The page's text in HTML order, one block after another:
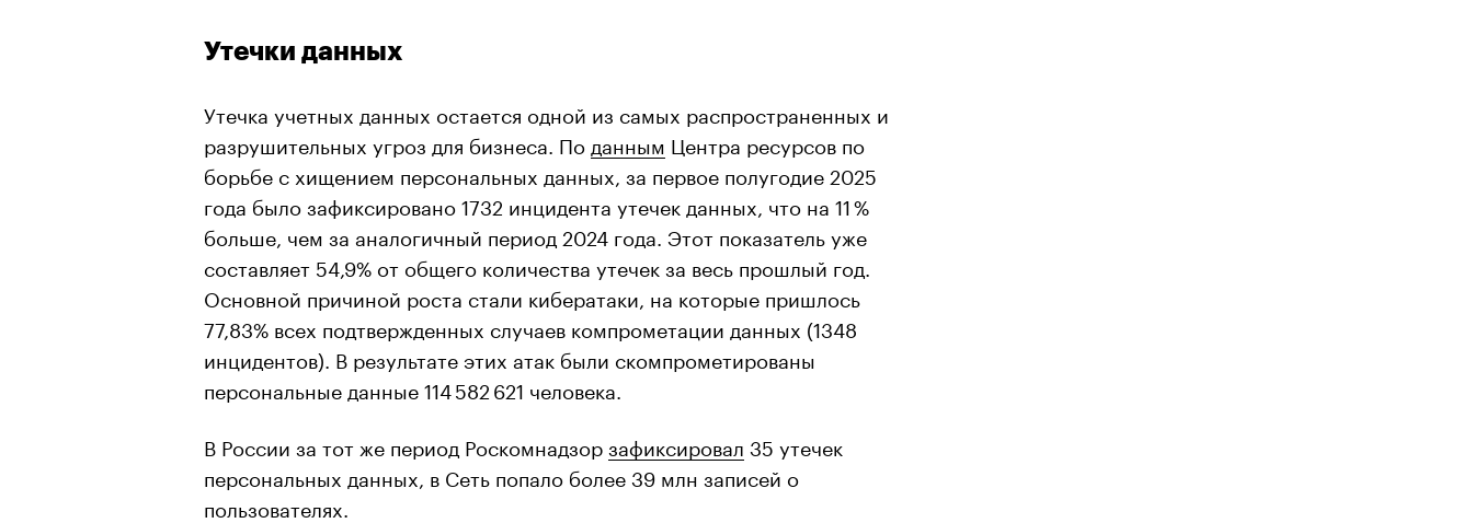
Утечки данных
Утечка учетных данных остается одной из самых распространенных и
разрушительных угроз для бизнеса. По данным Центра ресурсов по
борьбе с хищением персональных данных, за первое полугодие 2025
года было зафиксировано 1732 инцидента утечек данных, что на 11 %
больше, чем за аналогичный период 2024 года. Этот показатель уже
составляет 54,9% от общего количества утечек за весь прошлый год.
Основной причиной роста стали кибератаки, на которые пришлось
77,83% всех подтвержденных случаев компрометации данных (1348
инцидентов). В результате этих атак были скомпрометированы
персональные данные 114 582 621 человека.
В России за тот же период Роскомнадзорзафиксировал 35 утечек
персональных данных, в Сеть попало более 39 млн записей о
пользователях.